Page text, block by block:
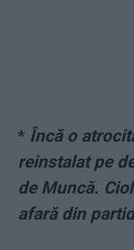
* Încă o
reinstalat pe
de Muncă.
afară din partid